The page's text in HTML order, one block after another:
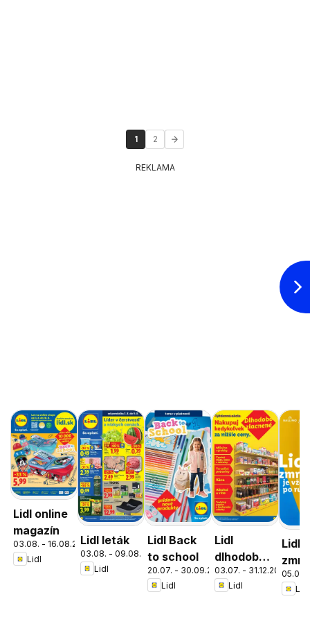
1 2
REKLAMA
Lidl online
magazín
03.08. - 16.08.2026
Lidl
Lidl leták
03.08. - 09.08.2026
Lidl
Lidl Back
to school
20.07. - 30.09.2026
Lidl
Lidl
dlhodobo
zlacnené
03.07. - 31.12.2026
Lidl
Lidl
05.05.
Lidl